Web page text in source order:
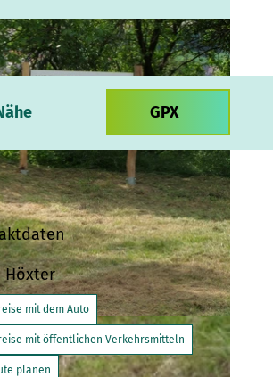
GPX
Höxter
mit dem Auto
mit öffentlichen Verkehrsmitteln
planen